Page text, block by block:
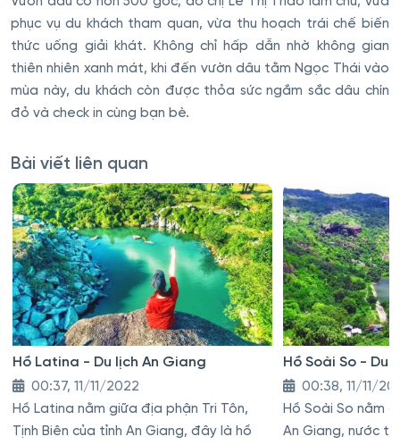
phục vụ du khách tham quan, vừa thu hoạch trái chế biến
thức uống giải khát. Không chỉ hấp dẫn nhờ không gian
thiên nhiên xanh mát, khi đến vườn dâu tằm Ngọc Thái vào
mùa này, du khách còn được thỏa sức ngắm sắc dâu chín
đỏ và check in cùng bạn bè.
Bài viết liên quan
Hồ Latina - Du lịch An Giang
00:37, 11/11/2022
Hồ Latina nằm giữa địa phận Tri Tôn,
Tịnh Biên của tỉnh An Giang, đây là hồ
Hồ Soài So - Du
00:38, 11/11/
Hồ Soài So nằm
An Giang, nước